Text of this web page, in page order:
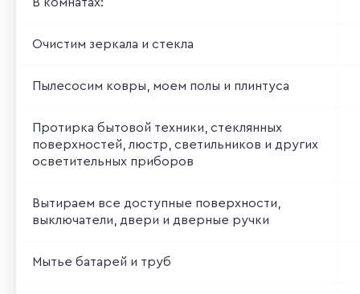
Очистим зеркала и стекла
Пылесосим ковры, моем полы и плинтуса
Протирка бытовой техники, стеклянных
поверхностей, люстр, светильников и других
осветительных приборов
Вытираем все доступные поверхности,
выключатели, двери и дверные ручки
Мытье батарей и труб